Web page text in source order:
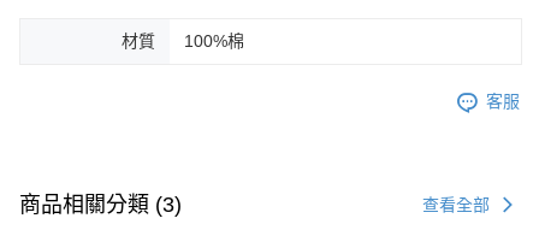
材質 100%棉
客服
商品相關分類 (3) 查看全部